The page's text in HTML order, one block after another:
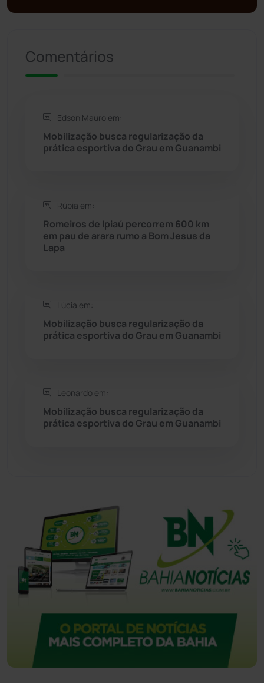
Riacho de Santana
Rio do Antônio
Rio do Pires (97)
Seabra
Sebastião Laranjeiras
Tecnologia
Comentários
Edson Mauro em:
Mobilização busca regularização da
prática esportiva do Grau em Guanambi
Rúbia em:
Romeiros de Ipiaú percorrem 600 km
em pau de arara rumo a Bom Jesus da
Lapa
Lúcia em:
Mobilização busca regularização da
prática esportiva do Grau em Guanambi
Leonardo em:
Mobilização busca regularização da
prática esportiva do Grau em Guanambi